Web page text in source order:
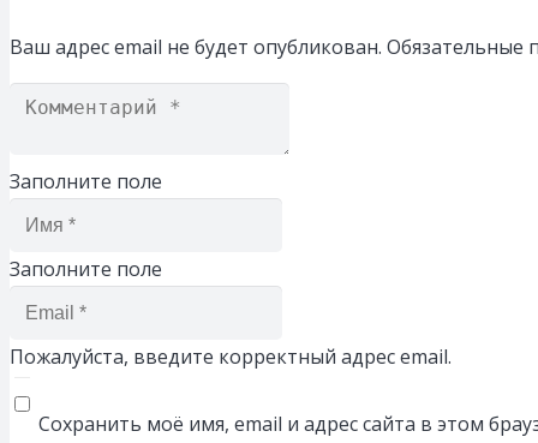
Ваш адрес email не будет опубликован. Обязательные
Заполните поле
Заполните поле
Пожалуйста, введите корректный адрес email.
Сохранить моё имя, email и адрес сайта в этом